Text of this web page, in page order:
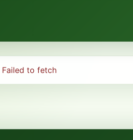
Failed to fetch